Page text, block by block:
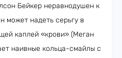
Бейкер неравнодушен к
может надеть серьгу в
каплей «крови» (Меган
наивные кольца-смайлы с